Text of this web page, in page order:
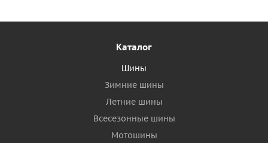
Каталог
Шины
Зимние шины
Летние шины
Всесезонные шины
Мотошины